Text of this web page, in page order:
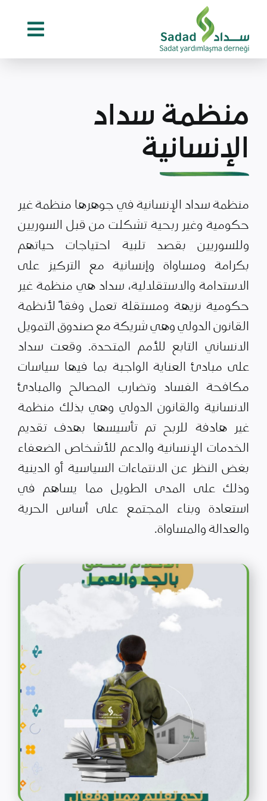
content
منظمة سداد
الإنسانية
منظمة سداد الإنسانية في جوهرها منظمة غير
حكومية وغير ربحية تشكلت من قبل السوريين
وللسوريين بقصد تلبية احتياجات حياتهم
بكرامة ومساواة وإنسانية مع التركيز على
الاستدامة والاستقلالية، سداد هي منظمة غير
حكومية نزيهة ومستقلة تعمل وفقاً لأنظمة
القانون الدولي وهي شريكة مع صندوق التمويل
الانساني التابع للأمم المتحدة. وقعت سداد
على مبادئ العناية الواجبة بما فيها سياسات
مكافحة الفساد وتضارب المصالح والمبادئ
الانسانية والقانون الدولي وهي بذلك منظمة
غير هادفة للربح تم تأسيسها بهدف تقديم
الخدمات الإنسانية والدعم للأشخاص الضعفاء
بغض النظر عن الانتماءات السياسية أو الدينية
وذلك على المدى الطويل مما يساهم في
استعادة وبناء المجتمع على أساس الحرية
والعدالة والمساواة.